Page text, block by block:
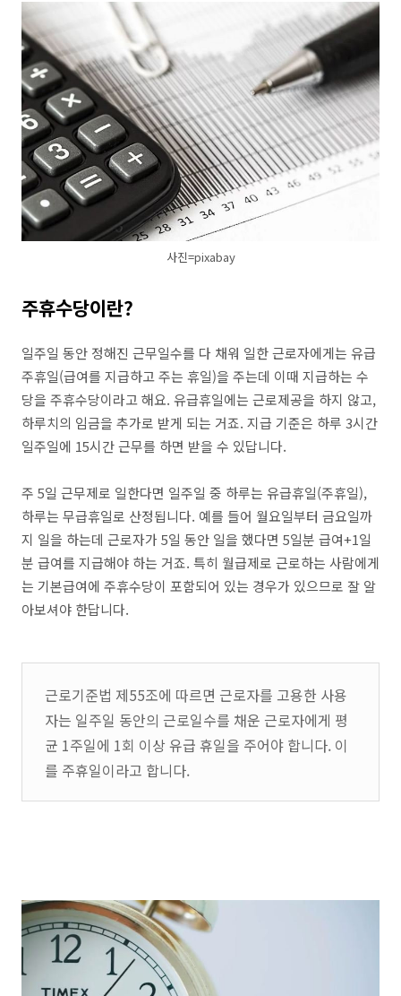
사진=pixabay
주휴수당이란?
일주일 동안 정해진 근무일수를 다 채워 일한 근로자에게는 유급
주휴일(급여를 지급하고 주는 휴일)을 주는데 이때 지급하는 수
당을 주휴수당이라고 해요. 유급휴일에는 근로제공을 하지 않고,
하루치의 임금을 추가로 받게 되는 거죠. 지급 기준은 하루 3시간
일주일에 15시간 근무를 하면 받을 수 있답니다.
주 5일 근무제로 일한다면 일주일 중 하루는 유급휴일(주휴일),
하루는 무급휴일로 산정됩니다. 예를 들어 월요일부터 금요일까
지 일을 하는데 근로자가 5일 동안 일을 했다면 5일분 급여+1일
분 급여를 지급해야 하는 거죠. 특히 월급제로 근로하는 사람에게
는 기본급여에 주휴수당이 포함되어 있는 경우가 있으므로 잘 알
아보셔야 한답니다.
근로기준법 제55조에 따르면 근로자를 고용한 사용
자는 일주일 동안의 근로일수를 채운 근로자에게 평
균 1주일에 1회 이상 유급 휴일을 주어야 합니다. 이
를 주휴일이라고 합니다.